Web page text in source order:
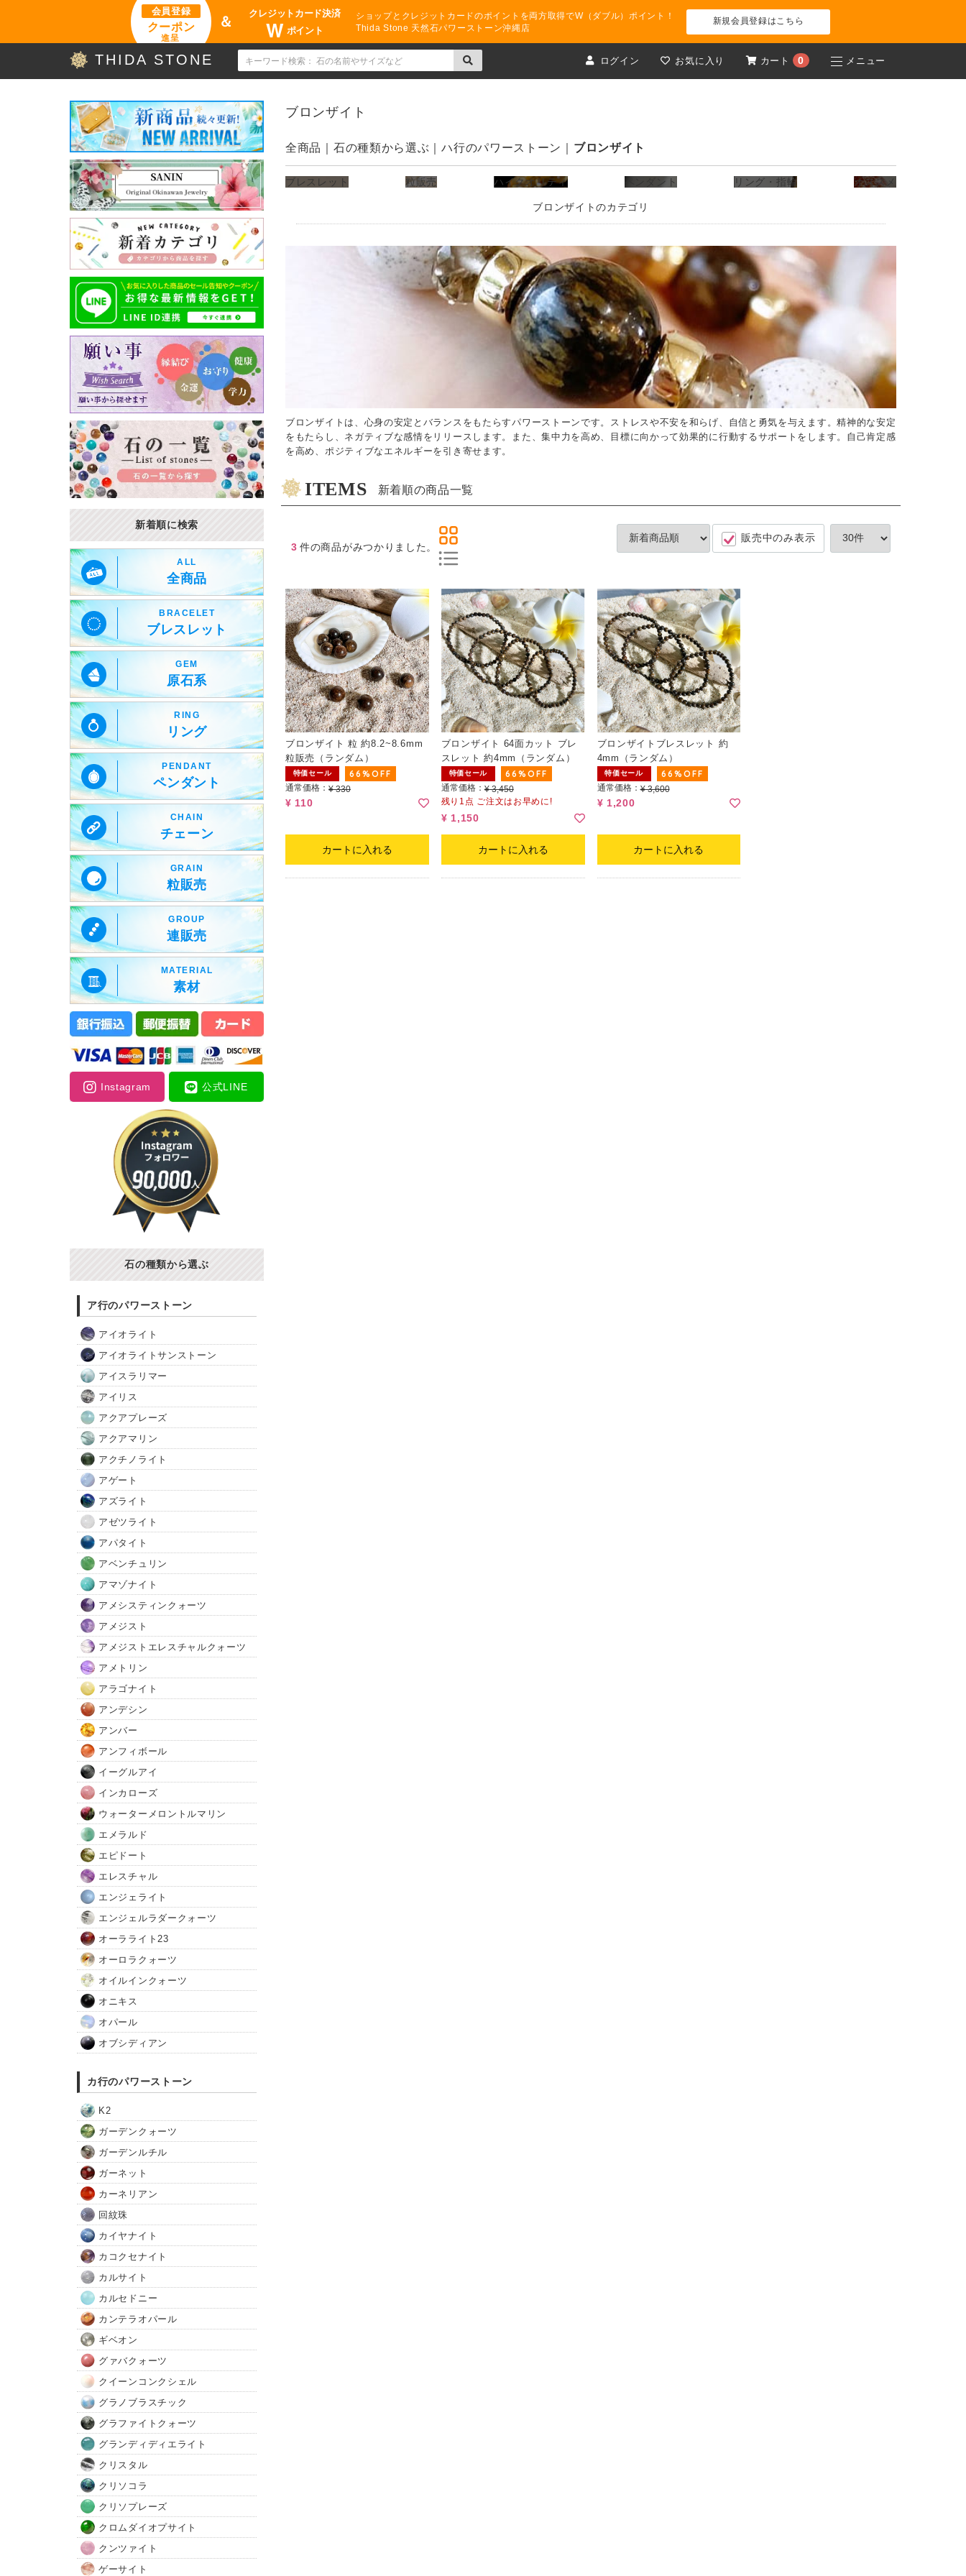
会員登録
クーポン
進呈
＆
クレジットカード決済
W ポイント
ショップとクレジットカードのポイントを両方取得でW（ダブル）ポイント！
Thida Stone 天然石パワーストーン沖縄店
新規会員登録はこちら
THIDA STONE ログイン お気に入り カート 0 メニュー
ブロンザイト
全商品 石の種類から選ぶ ハ行のパワーストーン ブロンザイト
ブレスレット 粒販売 ハイクオリティ ペンダント リング・指輪 オススメ
ブロンザイトのカテゴリ
ブロンザイトは、心身の安定とバランスをもたらすパワーストーンです。ストレスや不安を和らげ、自信と勇気を与えます。精神的な安定
をもたらし、ネガティブな感情をリリースします。また、集中力を高め、目標に向かって効果的に行動するサポートをします。自己肯定感
を高め、ポジティブなエネルギーを引き寄せます。
ITEMS 新着順の商品一覧
3 件の商品がみつかりました。
販売中のみ表示
ブロンザイト 粒 約8.2~8.6mm
粒販売（ランダム）
特価セール 66%OFF
通常価格： ¥ 330
¥ 110
カートに入れる
ブロンザイト 64面カット ブレ
スレット 約4mm（ランダム）
特価セール 66%OFF
通常価格：¥ 3,450
残り1点 ご注文はお早めに!
¥ 1,150
カートに入れる
ブロンザイトブレスレット 約
4mm（ランダム）
特価セール 66%OFF
通常価格：¥ 3,600
¥ 1,200
カートに入れる
新着順に検索
全商品
ALL
ブレスレット
BRACELET
原石系
GEM
リング
RING
ペンダント
PENDANT
チェーン
CHAIN
粒販売
GRAIN
連販売
GROUP
素材
MATERIAL
Instagram 公式LINE
石の種類から選ぶ
ア行のパワーストーン
アイオライト
アイオライトサンストーン
アイスラリマー
アイリス
アクアプレーズ
アクアマリン
アクチノライト
アゲート
アズライト
アゼツライト
アパタイト
アベンチュリン
アマゾナイト
アメシスティンクォーツ
アメジスト
アメジストエレスチャルクォーツ
アメトリン
アラゴナイト
アンデシン
アンバー
アンフィボール
イーグルアイ
インカローズ
ウォーターメロントルマリン
エメラルド
エピドート
エレスチャル
エンジェライト
エンジェルラダークォーツ
オーラライト23
オーロラクォーツ
オイルインクォーツ
オニキス
オパール
オブシディアン
カ行のパワーストーン
K2
ガーデンクォーツ
ガーデンルチル
ガーネット
カーネリアン
回紋珠
カイヤナイト
カコクセナイト
カルサイト
カルセドニー
カンテラオパール
ギベオン
グァバクォーツ
クイーンコンクシェル
グラノブラスチック
グラファイトクォーツ
グランディディエライト
クリスタル
クリソコラ
クリソプレーズ
クロムダイオプサイト
クンツァイト
ゲーサイト